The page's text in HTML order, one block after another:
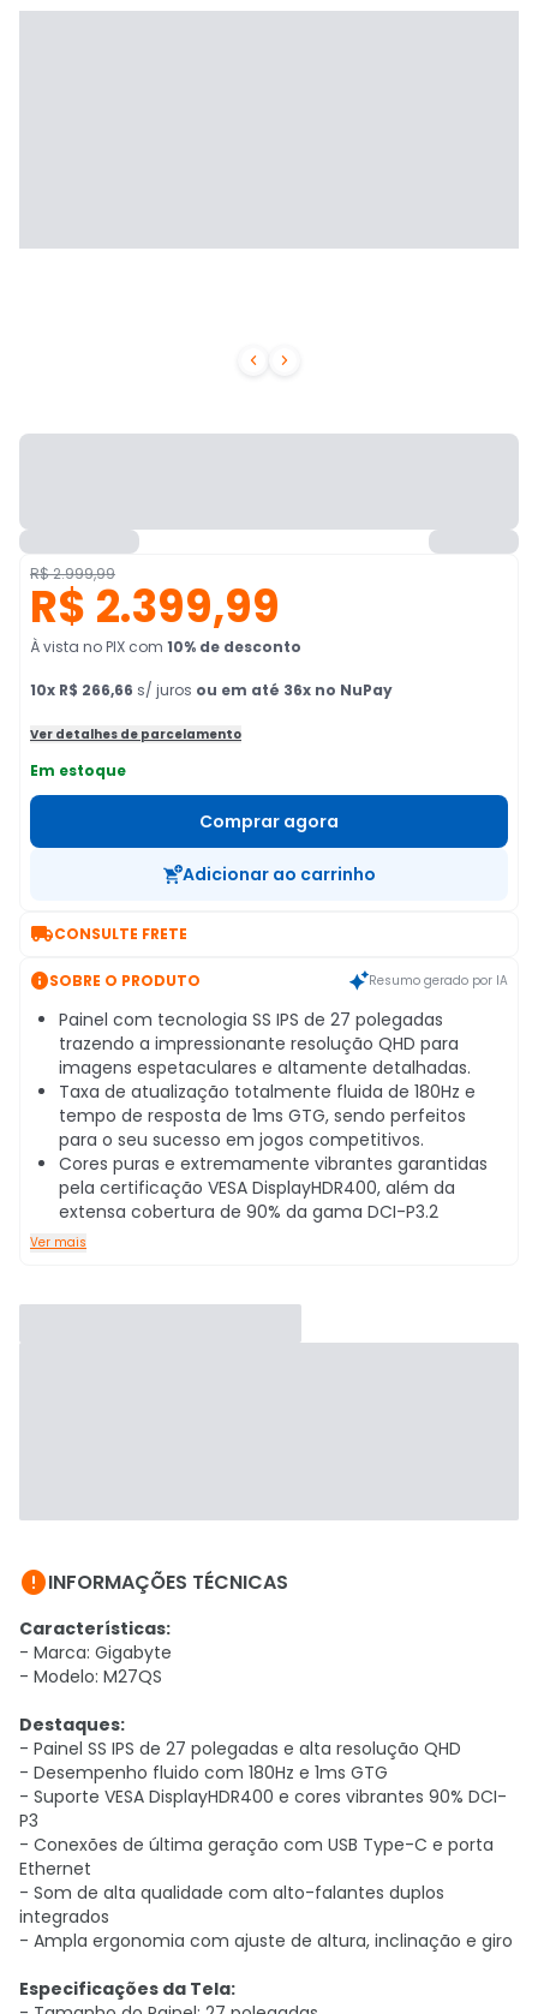
 
R$ 2.999,99
R$ 2.399,99
À vista no PIX com 10% de desconto
10x R$ 266,66 s/ juros ou em até 36x no NuPay
Ver detalhes de parcelamento
Em estoque
Comprar agora
Adicionar ao carrinho
CONSULTE FRETE
SOBRE O PRODUTO Resumo gerado por IA
Painel com tecnologia SS IPS de 27 polegadas
trazendo a impressionante resolução QHD para
imagens espetaculares e altamente detalhadas.
Taxa de atualização totalmente fluida de 180Hz e
tempo de resposta de 1ms GTG, sendo perfeitos
para o seu sucesso em jogos competitivos.
Cores puras e extremamente vibrantes garantidas
pela certificação VESA DisplayHDR400, além da
extensa cobertura de 90% da gama DCI-P3.2
Ver mais
INFORMAÇÕES TÉCNICAS
Características:
- Marca: Gigabyte
- Modelo: M27QS
Destaques:
- Painel SS IPS de 27 polegadas e alta resolução QHD
- Desempenho fluido com 180Hz e 1ms GTG
- Suporte VESA DisplayHDR400 e cores vibrantes 90% DCI-
P3
- Conexões de última geração com USB Type-C e porta
Ethernet
- Som de alta qualidade com alto-falantes duplos
integrados
- Ampla ergonomia com ajuste de altura, inclinação e giro
Especificações da Tela: